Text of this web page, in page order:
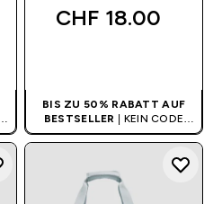
CHF 18.00‎
BIS ZU 50% RABATT AUF
BESTSELLER
| KEIN CODE
BENÖTIGT